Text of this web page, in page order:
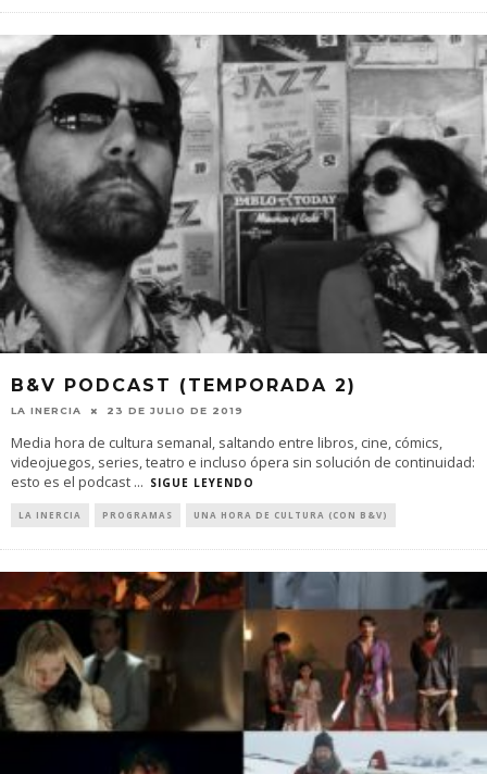
B&V PODCAST (TEMPORADA 2)
LA INERCIA 23 DE JULIO DE 2019
Media hora de cultura semanal, saltando entre libros, cine, cómics,
videojuegos, series, teatro e incluso ópera sin solución de continuidad:
esto es el podcast ... SIGUE LEYENDO
LA INERCIA PROGRAMAS UNA HORA DE CULTURA (CON B&V)